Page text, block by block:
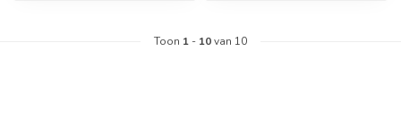
Toon 1 - 10van 10